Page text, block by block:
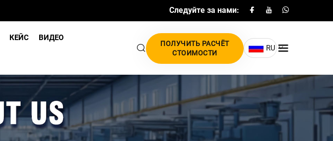
Следуйте за нами:
КЕЙС ВИДЕО
ПОЛУЧИТЬ РАСЧЁТ
СТОИМОСТИ
RU